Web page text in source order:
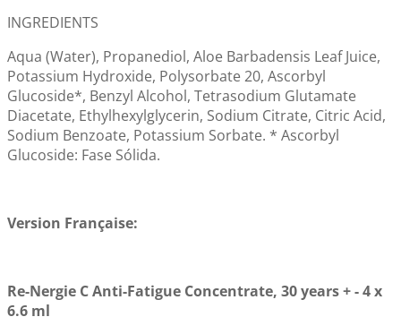
INGREDIENTS
Aqua (Water), Propanediol, Aloe Barbadensis Leaf Juice,
Potassium Hydroxide, Polysorbate 20, Ascorbyl
Glucoside*, Benzyl Alcohol, Tetrasodium Glutamate
Diacetate, Ethylhexylglycerin, Sodium Citrate, Citric Acid,
Sodium Benzoate, Potassium Sorbate. * Ascorbyl
Glucoside: Fase Sólida.
Version Française:
Re-Nergie C Anti-Fatigue Concentrate, 30 years + - 4 x
6.6 ml